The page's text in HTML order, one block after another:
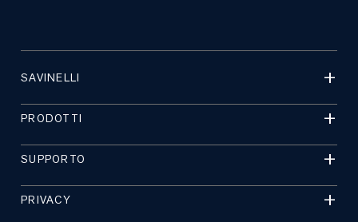
SAVINELLI
PRODOTTI
SUPPORTO
PRIVACY